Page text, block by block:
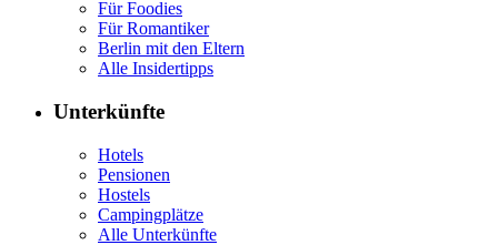
Für Foodies
Für Romantiker
Berlin mit den Eltern
Alle Insidertipps
Unterkünfte
Hotels
Pensionen
Hostels
Campingplätze
Alle Unterkünfte